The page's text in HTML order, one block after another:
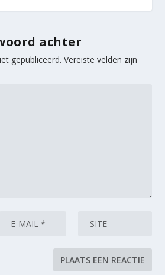
achter
gepubliceerd. Vereiste velden zijn